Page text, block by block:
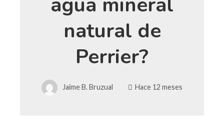
natural de
Perrier?
Jaime B. Bruzual Hace 12 meses